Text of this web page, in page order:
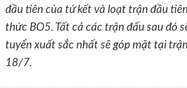
đầu tiên của tứ kết và loạt trận đầu
thức BO5. Tất cả các trận đấu sau đó
tuyển xuất sắc nhất sẽ góp mặt tại
18/7.